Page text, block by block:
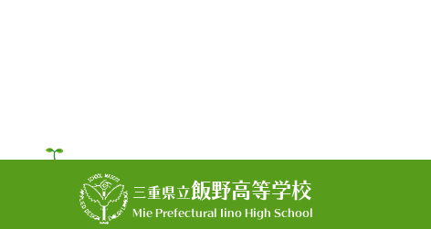
三重県立飯野高等学校
Mie Prefectural Iino High School